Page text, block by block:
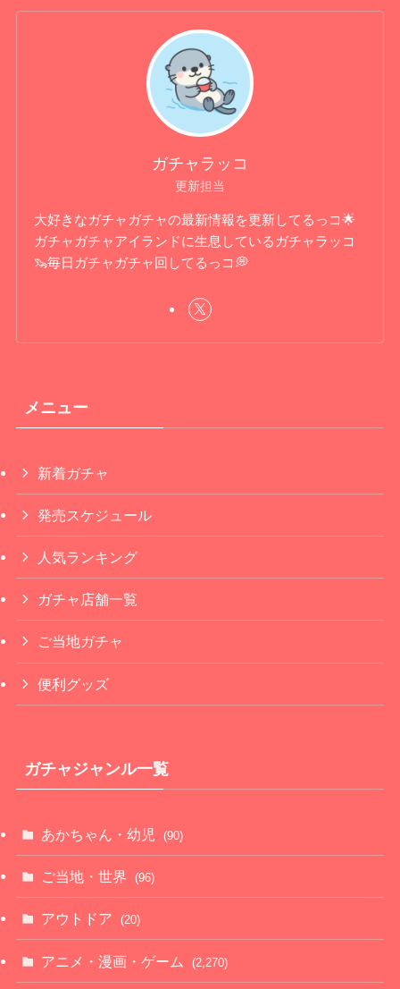
ガチャラッコ
更新担当
大好きなガチャガチャの最新情報を更新してるっコ🌟
ガチャガチャアイランドに生息しているガチャラッコ
🦦毎日ガチャガチャ回してるっコ💭
メニュー
新着ガチャ
発売スケジュール
人気ランキング
ガチャ店舗一覧
ご当地ガチャ
便利グッズ
ガチャジャンル一覧
あかちゃん・幼児 (90)
ご当地・世界 (96)
アウトドア (20)
アニメ・漫画・ゲーム (2,270)